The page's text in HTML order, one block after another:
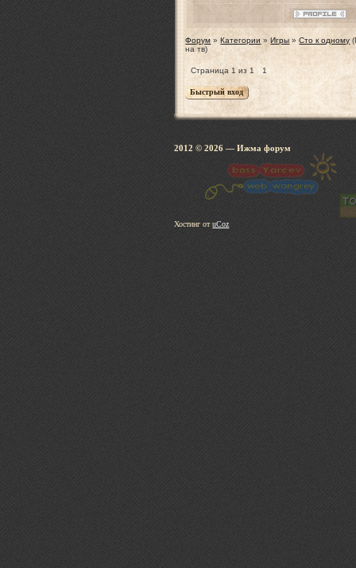
Форум » Категории » Игры » Сто к одному
на тв)
Страница 1 из 1 1
2012 © 2026 — Ижма
Хостинг отuCoz